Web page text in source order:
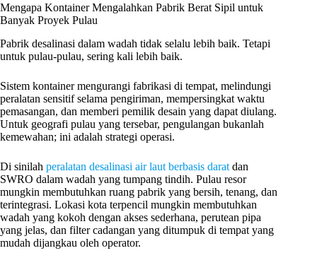
Mengapa Kontainer Mengalahkan Pabrik Berat Sipil untuk
Banyak Proyek Pulau
Pabrik desalinasi dalam wadah tidak selalu lebih baik. Tetapi
untuk pulau-pulau, sering kali lebih baik.
Sistem kontainer mengurangi fabrikasi di tempat, melindungi
peralatan sensitif selama pengiriman, mempersingkat waktu
pemasangan, dan memberi pemilik desain yang dapat diulang.
Untuk geografi pulau yang tersebar, pengulangan bukanlah
kemewahan; ini adalah strategi operasi.
Di sinilah peralatan desalinasi air laut berbasis darat dan
SWRO dalam wadah yang tumpang tindih. Pulau resor
mungkin membutuhkan ruang pabrik yang bersih, tenang, dan
terintegrasi. Lokasi kota terpencil mungkin membutuhkan
wadah yang kokoh dengan akses sederhana, perutean pipa
yang jelas, dan filter cadangan yang ditumpuk di tempat yang
mudah dijangkau oleh operator.